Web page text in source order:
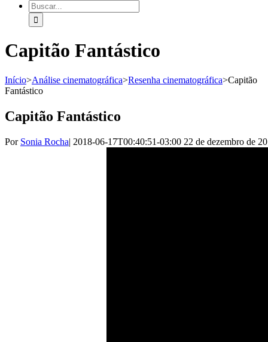
Capitão Fantástico
Início>Análise cinematográfica>Resenha cinematográfica>Capitão
Fantástico
Capitão Fantástico
Por Sonia Rocha| 2018-06-17T00:40:51-03:00 22 de dezembro de